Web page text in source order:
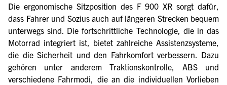
Die ergonomische Sitzposition des F 900 XR sorgt dafür,
dass Fahrer und Sozius auch auf längeren Strecken bequem
unterwegs sind. Die fortschrittliche Technologie, die in das
Motorrad integriert ist, bietet zahlreiche Assistenzsysteme,
die die Sicherheit und den Fahrkomfort verbessern. Dazu
gehören unter anderem Traktionskontrolle, ABS und
verschiedene Fahrmodi, die an die individuellen Vorlieben